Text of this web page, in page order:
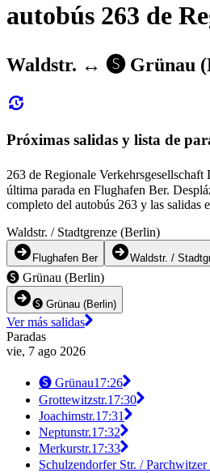
autobús 263 de
Waldstr. ↔︎ 🅢 Grünau
Próximas salidas y lista de
263 de Regionale
última parada en Flughafen Ber.
completo del autobús 263 y las salidas
Waldstr. / Stadtgrenze (Berlin)
Flughafen Ber Waldstr. /
🅢 Grünau (Berlin)
🅢 Grünau (Berlin)
Ver más salidas
Paradas
vie, 7 ago 2026
🅢 Grünau17:26
Grottewitzstr.17:30
Joachimstr.17:31
Neptunstr.17:32
Merkurstr.17:33
Schulzendorfer Str. / Parchwitzer